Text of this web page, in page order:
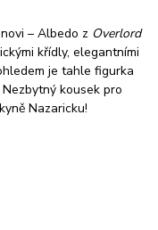
– Albedo z Overlord
křídly, elegantními
je tahle figurka
kousek pro
Nazaricku!